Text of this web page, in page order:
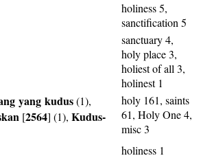
holiness 5,
sanctification 5
sanctuary 4,
holy place 3,
holiest of all 3,
holinest 1
yang kudus(1),
[2564] (1), Kudus-
holy 161, saints
61, Holy One 4,
misc 3
holiness 1